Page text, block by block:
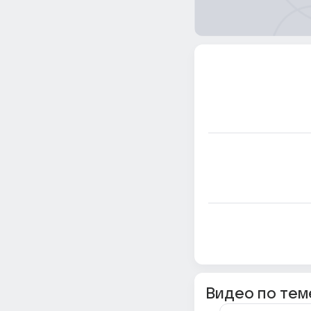
Видео по